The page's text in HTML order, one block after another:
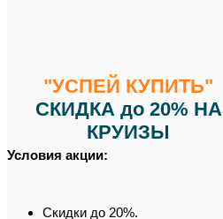
"УСПЕЙ КУПИТЬ"
СКИДКА до 20% НА
КРУИЗЫ
Условия акции:
Скидки до 20%.